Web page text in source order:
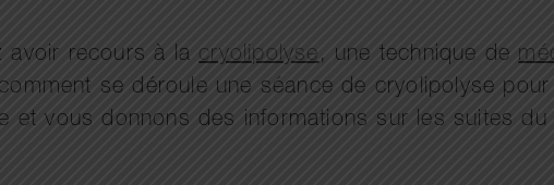
avoir recours à lacryolipolyse, une technique de
se déroule une séance de cryolipolyse
et vous donnons des informations sur les suites